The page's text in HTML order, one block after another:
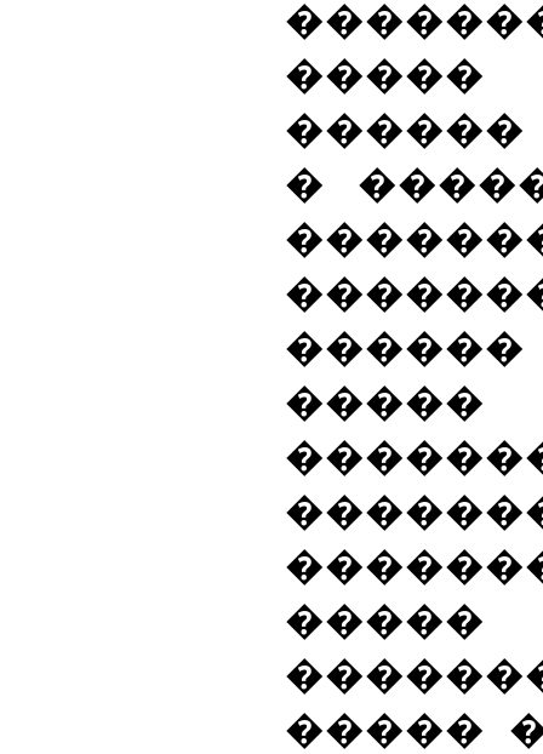
�����
������
�
�����
�����